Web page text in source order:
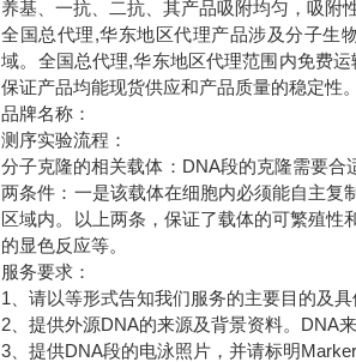
养基、一抗、二抗、其产品吸附均匀，吸附
全国总代理,华东地区代理产品涉及分子生
域。全国总代理,华东地区代理范围内免费
保证产品均能现货供应和产品质量的稳定性。
品牌名称：
测序实验流程：
分子克隆的相关载体：DNA段的克隆需要
两条件：一是该载体在细胞内必须能自主复
区域内。以上两条，保证了载体的可繁殖
的显色反应等。
服务要求：
1、请以等形式告知我们服务的主要目的及具
2、提供外源DNA的来源及背景资料。DNA
3、提供DNA段的电泳照片，并请标明Marker